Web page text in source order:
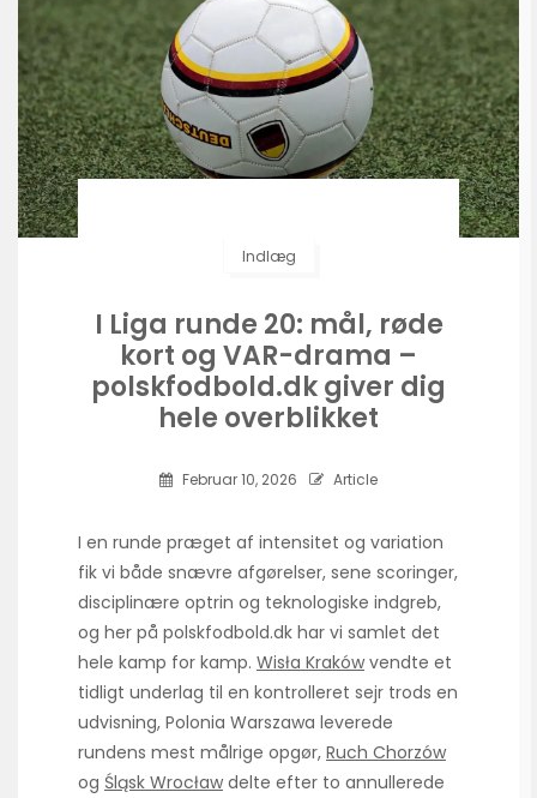
Indlæg
I Liga runde 20: mål, røde
kort og VAR-drama –
polskfodbold.dk giver dig
hele overblikket
Februar 10, 2026 Article
I en runde præget af intensitet og variation
fik vi både snævre afgørelser, sene scoringer,
disciplinære optrin og teknologiske indgreb,
og her på polskfodbold.dk har vi samlet det
hele kamp for kamp. Wisła Kraków vendte et
tidligt underlag til en kontrolleret sejr trods en
udvisning, Polonia Warszawa leverede
rundens mest målrige opgør, Ruch Chorzów
og Śląsk Wrocław delte efter to annullerede